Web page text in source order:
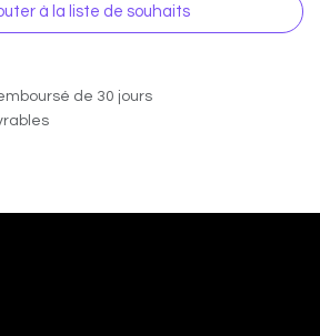
à la liste de souhaits
de 30 jours